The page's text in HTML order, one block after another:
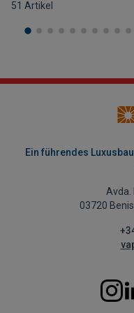
51 Artikel
Ein führendes
Avda.
03720